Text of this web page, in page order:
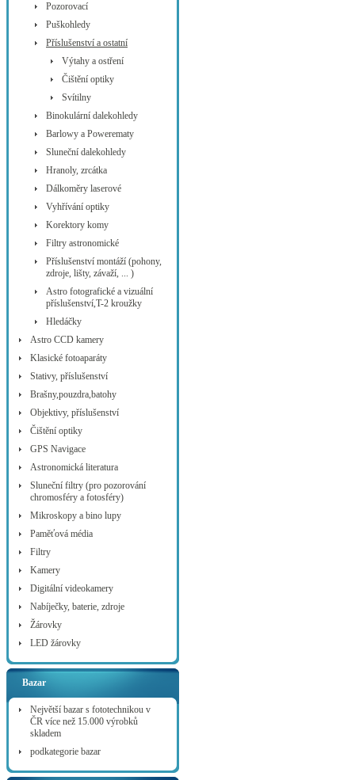
Pozorovací
Puškohledy
Příslušenství a ostatní
Výtahy a ostření
Čištění optiky
Svítilny
Binokulární dalekohledy
Barlowy a Powerematy
Sluneční dalekohledy
Hranoly, zrcátka
Dálkoměry laserové
Vyhřívání optiky
Korektory komy
Filtry astronomické
Příslušenství montáží (pohony,
zdroje, lišty, závaží, ... )
Astro fotografické a vizuální
příslušenství,T-2 kroužky
Hledáčky
Astro CCD kamery
Klasické fotoaparáty
Stativy, příslušenství
Brašny,pouzdra,batohy
Objektivy, příslušenství
Čištění optiky
GPS Navigace
Astronomická literatura
Sluneční filtry (pro pozorování
chromosféry a fotosféry)
Mikroskopy a bino lupy
Paměťová média
Filtry
Kamery
Digitální videokamery
Nabíječky, baterie, zdroje
Žárovky
LED žárovky
Bazar
Největší bazar s fototechnikou v
ČR více než 15.000 výrobků
skladem
podkategorie bazar